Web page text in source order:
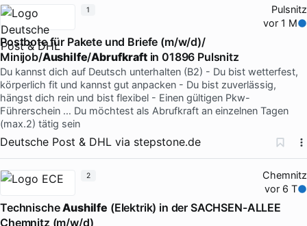
Pulsnitz
vor 1 M
Postbote für Pakete und Briefe (m/w/d)/
Minijob/Aushilfe/Abrufkraftin 01896 Pulsnitz
Du kannst dich auf Deutsch unterhalten (B2) - Du bist wetterfest,
körperlich fit und kannst gut anpacken - Du bist zuverlässig,
hängst dich rein und bist flexibel - Einen gültigen Pkw-
Führerschein … Du möchtest als Abrufkraft an einzelnen Tagen
(max.2) tätig sein
Deutsche Post & DHL via stepstone.de
1
Chemnitz
vor 6 T
TechnischeAushilfe (Elektrik) in der SACHSEN-ALLEE
Chemnitz (m/w/d)
2